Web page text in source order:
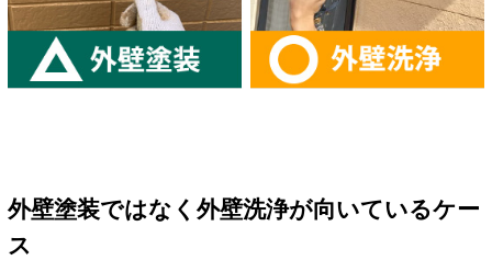
外壁塗装ではなく外壁洗浄が向いているケー
ス